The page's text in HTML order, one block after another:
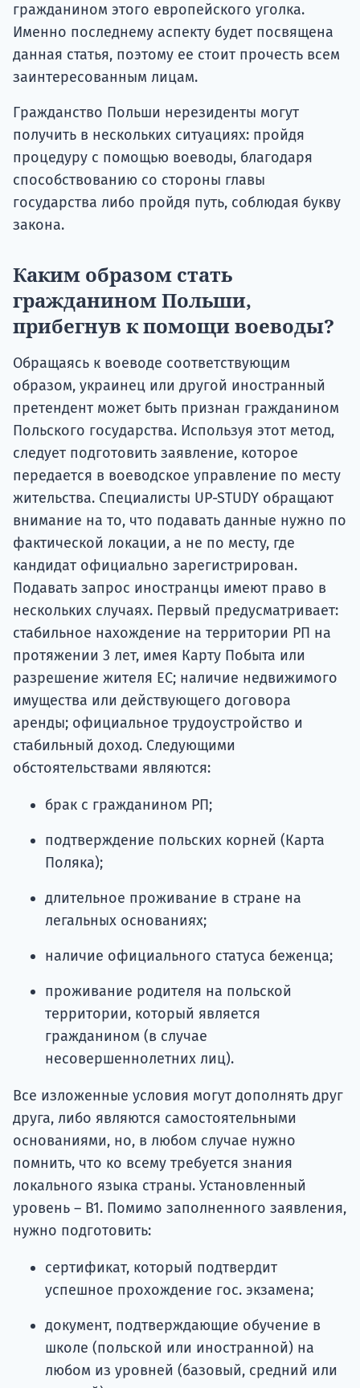
гражданином этого европейского уголка.
Именно последнему аспекту будет посвящена
данная статья, поэтому ее стоит прочесть всем
заинтересованным лицам.
Гражданство Польши нерезиденты могут
получить в нескольких ситуациях: пройдя
процедуру с помощью воеводы, благодаря
способствованию со стороны главы
государства либо пройдя путь, соблюдая букву
закона.
Каким образом стать
гражданином Польши,
прибегнув к помощи воеводы?
Обращаясь к воеводе соответствующим
образом, украинец или другой иностранный
претендент может быть признан гражданином
Польского государства. Используя этот метод,
следует подготовить заявление, которое
передается в воеводское управление по месту
жительства. Специалисты UP-STUDY обращают
внимание на то, что подавать данные нужно по
фактической локации, а не по месту, где
кандидат официально зарегистрирован.
Подавать запрос иностранцы имеют право в
нескольких случаях. Первый предусматривает:
стабильное нахождение на территории РП на
протяжении 3 лет, имея Карту Побыта или
разрешение жителя ЕС; наличие недвижимого
имущества или действующего договора
аренды; официальное трудоустройство и
стабильный доход. Следующими
обстоятельствами являются:
брак с гражданином РП;
подтверждение польских корней (Карта
Поляка);
длительное проживание в стране на
легальных основаниях;
наличие официального статуса беженца;
проживание родителя на польской
территории, который является
гражданином (в случае
несовершеннолетних лиц).
Все изложенные условия могут дополнять друг
друга, либо являются самостоятельными
основаниями, но, в любом случае нужно
помнить, что ко всему требуется знания
локального языка страны. Установленный
уровень – В1. Помимо заполненного заявления,
нужно подготовить:
сертификат, который подтвердит
успешное прохождение гос. экзамена;
документ, подтверждающие обучение в
школе (польской или иностранной) на
любом из уровней (базовый, средний или